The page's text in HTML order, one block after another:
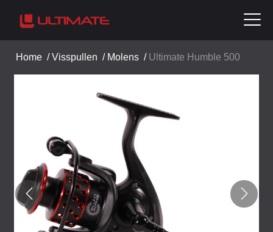
Home /Visspullen / Molens / Ultimate Humble 500